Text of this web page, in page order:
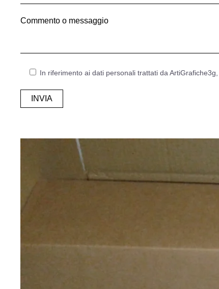
Commento o messaggio
In riferimento ai dati personali trattati da